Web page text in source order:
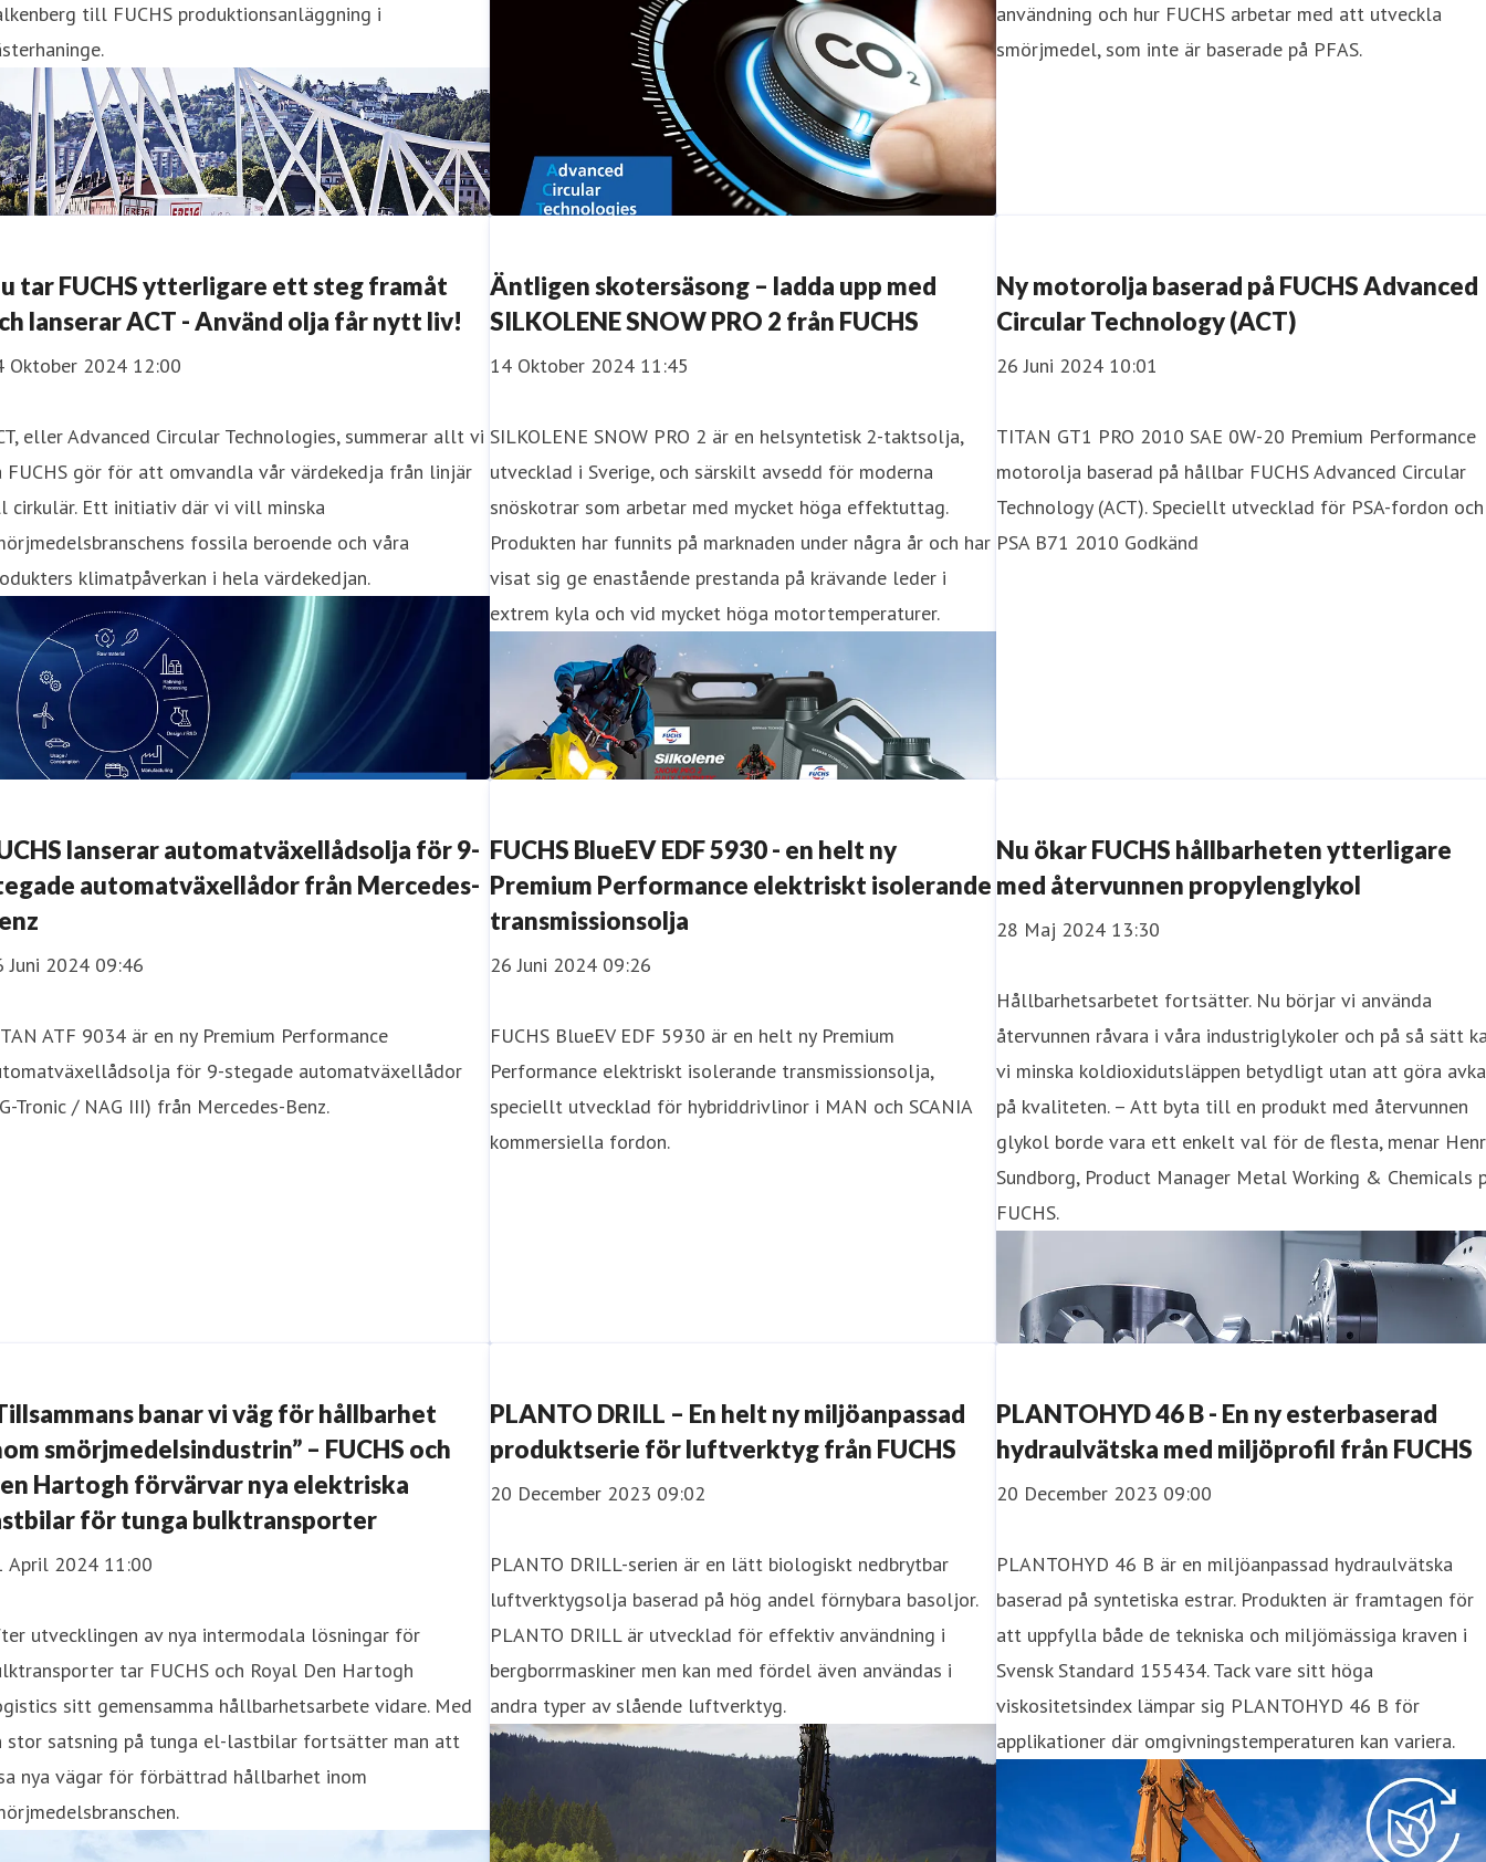
till FUCHS produktionsanläggning i
användning och hur FUCHS arbetar med att utveckla
smörjmedel, som inte är baserade på PFAS.
tar FUCHS ytterligare ett steg framåt
lanserar ACT - Använd olja får nytt liv!
Oktober 2024 12:00
eller Advanced Circular Technologies, summerar allt vi
FUCHS gör för att omvandla vår värdekedja från linjär
cirkulär. Ett initiativ där vi vill minska
fossila beroende och våra
klimatpåverkan i hela värdekedjan.
Äntligen skotersäsong – ladda upp med
SILKOLENE SNOW PRO 2 från FUCHS
14 Oktober 2024 11:45
SILKOLENE SNOW PRO 2 är en helsyntetisk 2-taktsolja,
utvecklad i Sverige, och särskilt avsedd för moderna
snöskotrar som arbetar med mycket höga effektuttag.
Produkten har funnits på marknaden under några år och har
visat sig ge enastående prestanda på krävande leder i
extrem kyla och vid mycket höga motortemperaturer.
Ny motorolja baserad på FUCHS Advanced
Circular Technology (ACT)
26 Juni 2024 10:01
TITAN GT1 PRO 2010 SAE 0W-20 Premium Performance
motorolja baserad på hållbar FUCHS Advanced Circular
Technology (ACT). Speciellt utvecklad för PSA-fordon och
PSA B71 2010 Godkänd
lanserar automatväxellådsolja för 9-
automatväxellådor från Mercedes-
Juni 2024 09:46
ATF 9034 är en ny Premium Performance
för 9-stegade automatväxellådor
Tronic / NAG III) från Mercedes-Benz.
FUCHS BlueEV EDF 5930 - en helt ny
Premium Performance elektriskt isolerande
transmissionsolja
26 Juni 2024 09:26
FUCHS BlueEV EDF 5930 är en helt ny Premium
Performance elektriskt isolerande transmissionsolja,
speciellt utvecklad för hybriddrivlinor i MAN och SCANIA
kommersiella fordon.
Nu ökar FUCHS hållbarheten ytterligare
med återvunnen propylenglykol
28 Maj 2024 13:30
Hållbarhetsarbetet fortsätter. Nu börjar vi använda
återvunnen råvara i våra industriglykoler och på så sätt
vi minska koldioxidutsläppen betydligt utan att göra
på kvaliteten. – Att byta till en produkt med återvunnen
glykol borde vara ett enkelt val för de flesta, menar
Sundborg, Product Manager Metal Working & Chemicals
FUCHS.
banar vi väg för hållbarhet
smörjmedelsindustrin” – FUCHS och
Hartogh förvärvar nya elektriska
för tunga bulktransporter
April 2024 11:00
utvecklingen av nya intermodala lösningar för
tar FUCHS och Royal Den Hartogh
sitt gemensamma hållbarhetsarbete vidare. Med
stor satsning på tunga el-lastbilar fortsätter man att
nya vägar för förbättrad hållbarhet inom
PLANTO DRILL – En helt ny miljöanpassad
produktserie för luftverktyg från FUCHS
20 December 2023 09:02
PLANTO DRILL-serien är en lätt biologiskt nedbrytbar
luftverktygsolja baserad på hög andel förnybara basoljor.
PLANTO DRILL är utvecklad för effektiv användning i
bergborrmaskiner men kan med fördel även användas i
andra typer av slående luftverktyg.
PLANTOHYD 46 B - En ny esterbaserad
hydraulvätska med miljöprofil från FUCHS
20 December 2023 09:00
PLANTOHYD 46 B är en miljöanpassad hydraulvätska
baserad på syntetiska estrar. Produkten är framtagen för
att uppfylla både de tekniska och miljömässiga kraven i
Svensk Standard 155434. Tack vare sitt höga
viskositetsindex lämpar sig PLANTOHYD 46 B för
applikationer där omgivningstemperaturen kan variera.